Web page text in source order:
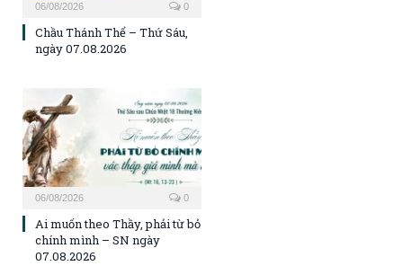
06/08/2026 0
Chầu Thánh Thể – Thứ Sáu,
ngày 07.08.2026
06/08/2026 0
Ai muốn theo Thầy, phải từ bỏ
chính mình – SN ngày
07.08.2026